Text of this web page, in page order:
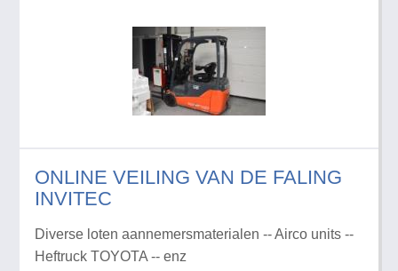
ONLINE VEILING VAN DE FALING
INVITEC
Diverse loten aannemersmaterialen -- Airco units --
Heftruck TOYOTA -- enz